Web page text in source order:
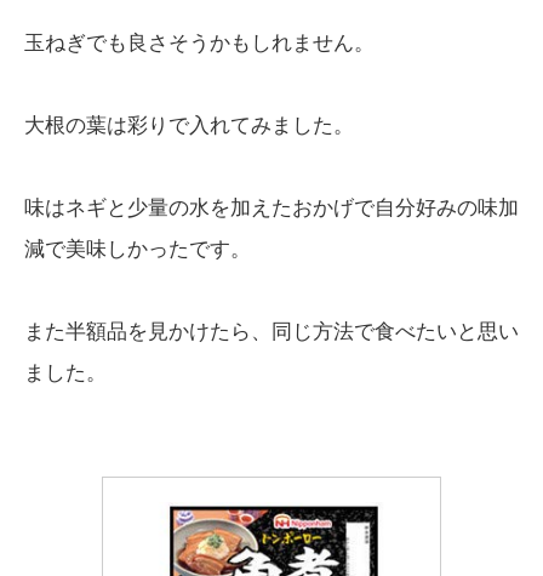
玉ねぎでも良さそうかもしれません。
大根の葉は彩りで入れてみました。
味はネギと少量の水を加えたおかげで自分好みの味加
減で美味しかったです。
また半額品を見かけたら、同じ方法で食べたいと思い
ました。